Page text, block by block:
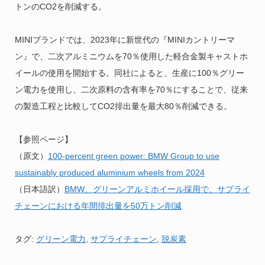
トンのCO2を削減する。
MINIブランドでは、2023年に新世代の『MINIカントリーマ
ン』で、二次アルミニウムを70％使用した軽合金製キャストホ
イールの使用を開始する。同社によると、生産に100％グリー
ン電力を使用し、二次原料の含有率を70％にすることで、従来
の製造工程と比較してCO2排出量を最大80％削減できる。
【参照ページ】
（原文） 100-percent green power: BMW Group to use
sustainably produced aluminium wheels from 2024
（日本語訳） BMW、グリーンアルミホイール採用で、サプライ
チェーンにおける年間排出量を50万トン削減
タグ: グリーン電力 サプライチェーン 脱炭素